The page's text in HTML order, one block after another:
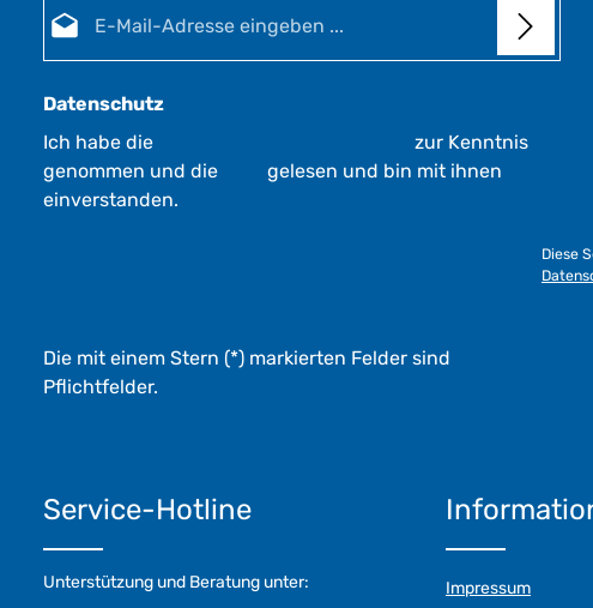
Datenschutz
Ich habe die
zur Kenntnis
genommen und die
gelesen und bin mit ihnen
einverstanden.
Diese
Die mit einem Stern (*) markierten Felder sind
Pflichtfelder.
Service-Hotline
Unterstützung und Beratung unter:
Impressum